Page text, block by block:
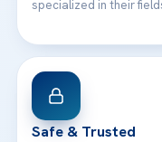
specialized in their
Safe & Trusted